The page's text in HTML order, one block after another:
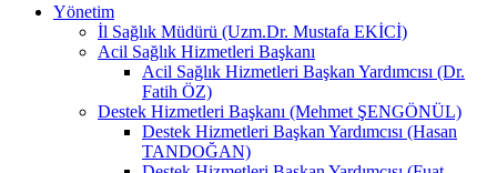
Yönetim
İl Sağlık Müdürü (Uzm.Dr. Mustafa EKİCİ)
Acil Sağlık Hizmetleri Başkanı
Acil Sağlık Hizmetleri Başkan Yardımcısı (Dr.
Fatih ÖZ)
Destek Hizmetleri Başkanı (Mehmet ŞENGÖNÜL)
Destek Hizmetleri Başkan Yardımcısı (Hasan
TANDOĞAN)